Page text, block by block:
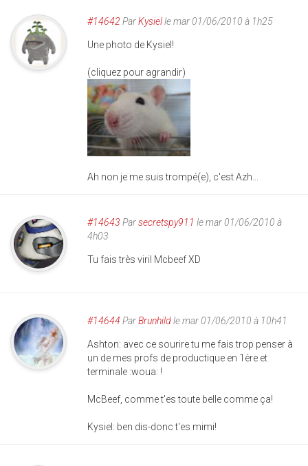
#14642 ParKysielle mar 01/06/2010 à 1h25
Une photo de Kysiel!
(cliquez pour agrandir)
Ah non je me suis trompé(e), c'est Azh...
#14643 Parsecretspy911 le mar 01/06/2010 à
4h03
Tu fais très viril Mcbeef XD
#14644 ParBrunhildle mar 01/06/2010 à 10h41
Ashton: avec ce sourire tu me fais trop penser à
un de mes profs de productique en 1ère et
terminale :woua: !
McBeef, comme t'es toute belle comme ça!
Kysiel: ben dis-donc t'es mimi!